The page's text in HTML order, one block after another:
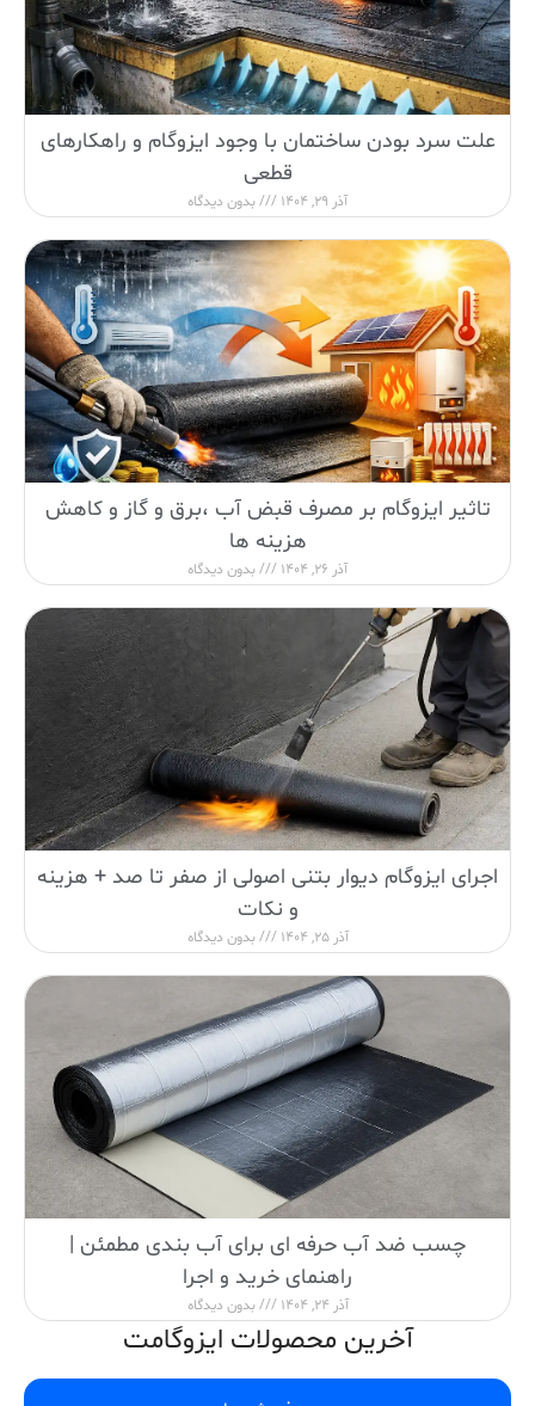
علت سرد بودن ساختمان با وجود ایزوگام و راهکارهای
قطعی
آذر 29, 1404 بدون دیدگاه
تاثیر ایزوگام بر مصرف قبض آب ،برق و گاز و کاهش
هزینه ها
آذر 26, 1404 بدون دیدگاه
اجرای ایزوگام دیوار بتنی اصولی از صفر تا صد + هزینه
و نکات
آذر 25, 1404 بدون دیدگاه
چسب ضد آب حرفه ای برای آب بندی مطمئن |
راهنمای خرید و اجرا
آذر 24, 1404 بدون دیدگاه
آخرین محصولات ایزوگامت